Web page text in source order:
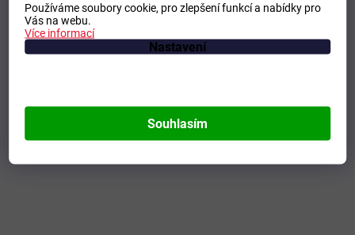
Používáme soubory cookie, pro zlepšení funkcí a nabídky pro
Vás na webu.
Více informací
Nastavení
Souhlasím